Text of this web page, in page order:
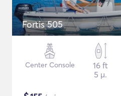
Fortis 505
Center Console
16 ft
5 μ.